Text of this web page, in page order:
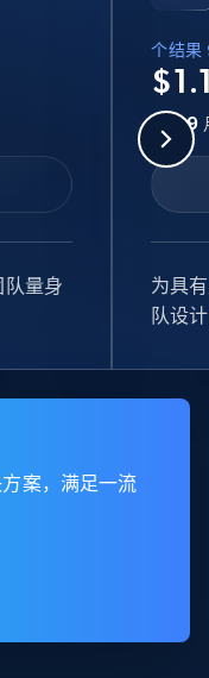
队量身
个结果
$999
为具
队设计
案，满足一流